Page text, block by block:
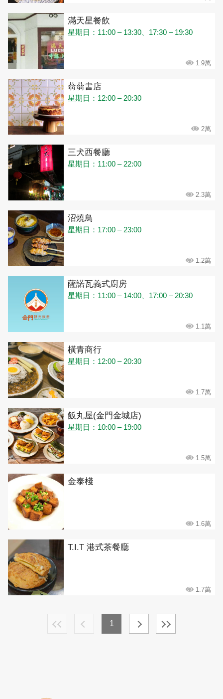
滿天星餐飲
星期日：11:00 – 13:30、17:30 – 19:30
1.9萬
蓊蓊書店
星期日：12:00 – 20:30
2萬
三犬西餐廳
星期日：11:00 – 22:00
2.3萬
沼燒鳥
星期日：17:00 – 23:00
1.2萬
薩諾瓦義式廚房
星期日：11:00 – 14:00、17:00 – 20:30
1.1萬
橫青商行
星期日：12:00 – 20:30
1.7萬
飯丸屋(金門金城店)
星期日：10:00 – 19:00
1.5萬
金泰棧
1.6萬
T.I.T 港式茶餐廳
1.7萬
1